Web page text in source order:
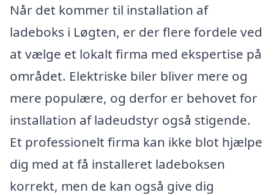
Når det kommer til installation af
ladeboks i Løgten, er der flere fordele ved
at vælge et lokalt firma med ekspertise på
området. Elektriske biler bliver mere og
mere populære, og derfor er behovet for
installation af ladeudstyr også stigende.
Et professionelt firma kan ikke blot hjælpe
dig med at få installeret ladeboksen
korrekt, men de kan også give dig